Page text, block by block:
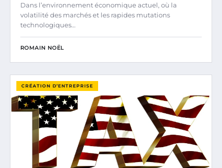
Dans l’environnement économique actuel, où la
volatilité des marchés et les rapides mutations
technologiques…
ROMAIN NOËL
CRÉATION D’ENTREPRISE